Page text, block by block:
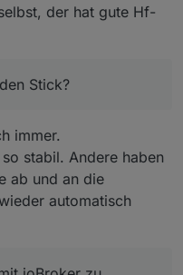
der hat gute Hf-
Stick?
immer.
stabil. Andere haben
ab und an die
automatisch